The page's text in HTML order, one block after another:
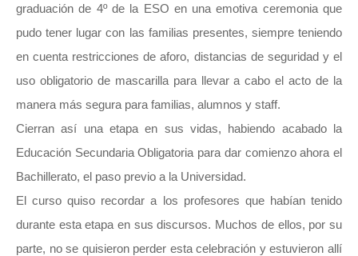
graduación de 4º de la ESO en una emotiva ceremonia que
pudo tener lugar con las familias presentes, siempre teniendo
en cuenta restricciones de aforo, distancias de seguridad y el
uso obligatorio de mascarilla para llevar a cabo el acto de la
manera más segura para familias, alumnos y staff.
Cierran así una etapa en sus vidas, habiendo acabado la
Educación Secundaria Obligatoria para dar comienzo ahora el
Bachillerato, el paso previo a la Universidad.
El curso quiso recordar a los profesores que habían tenido
durante esta etapa en sus discursos. Muchos de ellos, por su
parte, no se quisieron perder esta celebración y estuvieron allí